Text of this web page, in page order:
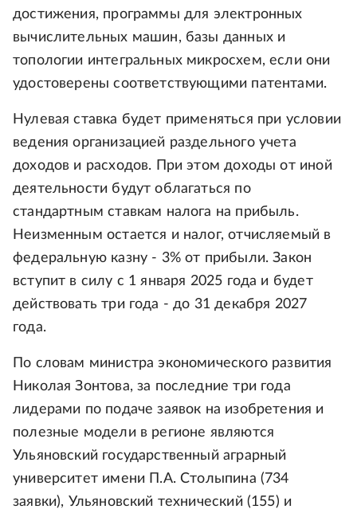
достижения, программы для электронных
вычислительных машин, базы данных и
топологии интегральных микросхем, если они
удостоверены соответствующими патентами.
Нулевая ставка будет применяться при условии
ведения организацией раздельного учета
доходов и расходов. При этом доходы от иной
деятельности будут облагаться по
стандартным ставкам налога на прибыль.
Неизменным остается и налог, отчисляемый в
федеральную казну - 3% от прибыли. Закон
вступит в силу с 1 января 2025 года и будет
действовать три года - до 31 декабря 2027
года.
По словам министра экономического развития
Николая Зонтова, за последние три года
лидерами по подаче заявок на изобретения и
полезные модели в регионе являются
Ульяновский государственный аграрный
университет имени П.А. Столыпина (734
заявки), Ульяновский технический (155) и